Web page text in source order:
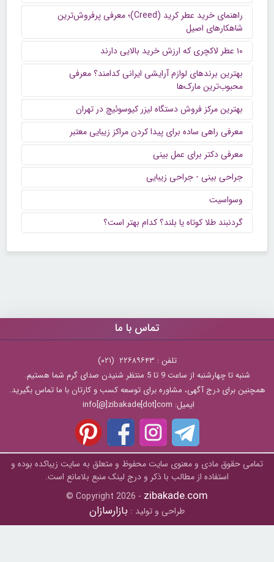
راهنمای خرید عطر کرید (Creed)؛ معرفی پرفروش‌ترین
شاهکارهای اصیل
۱۰ عطر لاکچری که ارزش خرید بالایی دارند
بهترین برندهای لوازم آرایشی ایرانی کدامند؟ معرفی
محبوب‌ترین مارک‌ها
بهترین مرکز فروش دستگاه لیزر کیوسوئیچ در تهران
معرفی راهی ساده برای پیدا کردن مراکز زیبایی معتبر
معرفی دکتر برای عمل بینی
جراحی بینی - جراحی زیبایی
وسواسیت
گردنبند طلا کوتاه یا بلند؟ کدام بهتر است؟
تماس با ما
تلفن : ۲۲۶۸۹۶۴۳ (۰۲۱)
شنبه تا چهارشنبه از ساعت 9 تا 5 منتظر شنیدن صدای گرم شما هستیم.
همچنین برای درج آگهی، مشاوره برای توسعه کسب و کارتان با ما تماس بگیرید.
ایمیل: info[@]zibakade[dot]com
تمامی حقوق مادی و معنوی سایت محفوظ و متعلق به سايت زیباکده بوده و
استفاده از مطالب با ذکر و درج لینک منبع بلامانع است.
© Copyright 2026 - zibakade.com
طراحی و تولید : بازارسازان